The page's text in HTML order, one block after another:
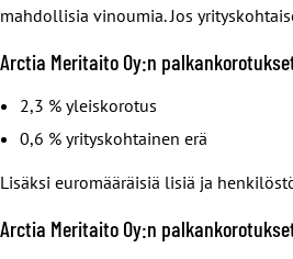
mahdollisia vinoumia. Jos
Arctia Meritaito Oy:n
2,3 % yleiskorotus
0,6 % yrityskohtainen erä
Lisäksi euromääräisiä lisiä ja
Arctia Meritaito Oy:n